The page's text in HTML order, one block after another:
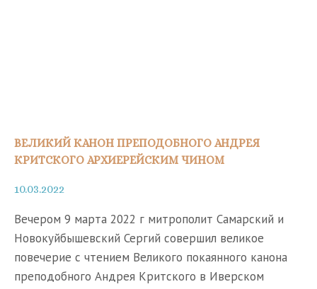
ВЕЛИКИЙ КАНОН ПРЕПОДОБНОГО АНДРЕЯ
КРИТСКОГО АРХИЕРЕЙСКИМ ЧИНОМ
10.03.2022
Вечером 9 марта 2022 г митрополит Самарский и
Новокуйбышевский Сергий совершил великое
повечерие с чтением Великого покаянного канона
преподобного Андрея Критского в Иверском